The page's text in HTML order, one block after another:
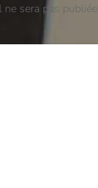
sera pas publiée.